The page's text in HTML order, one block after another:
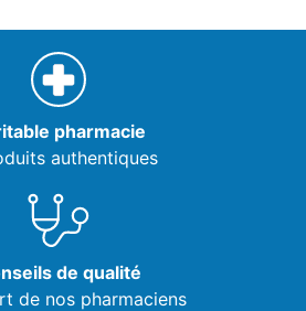
pharmacie
authentiques
de qualité
de nos pharmaciens